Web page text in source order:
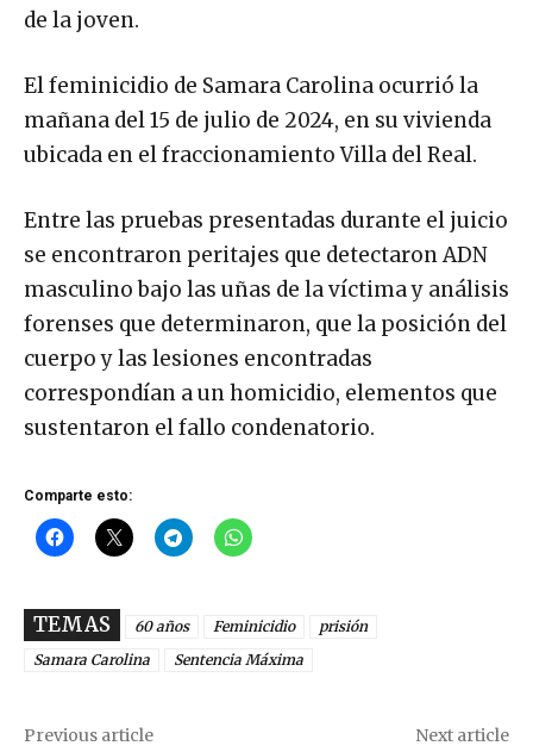
de la joven.
El feminicidio de Samara Carolina ocurrió la
mañana del 15 de julio de 2024, en su vivienda
ubicada en el fraccionamiento Villa del Real.
Entre las pruebas presentadas durante el juicio
se encontraron peritajes que detectaron ADN
masculino bajo las uñas de la víctima y análisis
forenses que determinaron, que la posición del
cuerpo y las lesiones encontradas
correspondían a un homicidio, elementos que
sustentaron el fallo condenatorio.
Comparte esto:
TEMAS 60 años Feminicidio
prisión
Samara Carolina
Sentencia Máxima
Previous article Next article